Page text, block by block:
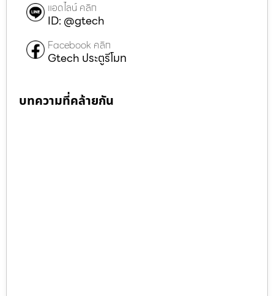
แอดไลน์ คลิก
ID: @gtech
Facebook คลิก
Gtech ประตูรีโมท
บทความที่คล้ายกัน